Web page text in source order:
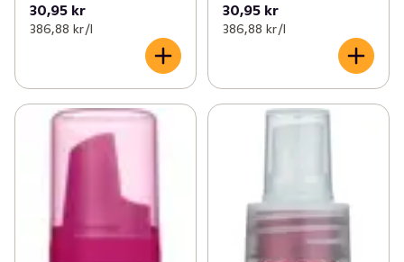
30,95 kr
386,88 kr /l
30,95 kr
386,88 kr /l